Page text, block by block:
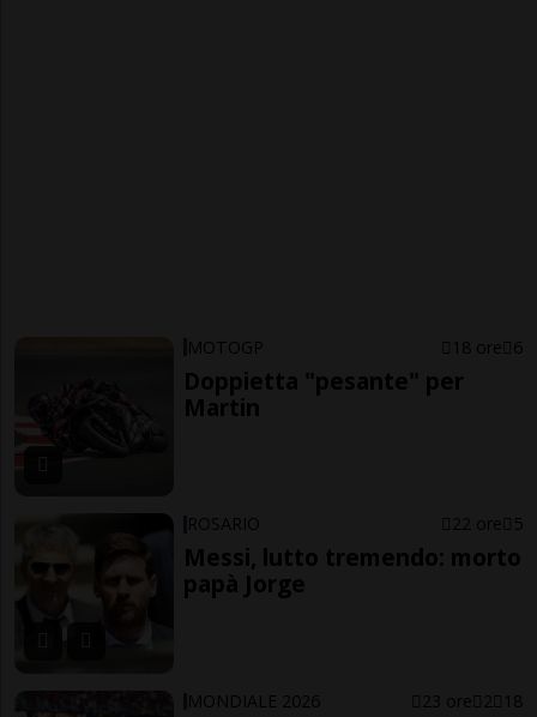
MOTOGP 18 ore 6
Doppietta "pesante" per
Martin
ROSARIO 22 ore 5
Messi, lutto tremendo: morto
papà Jorge
MONDIALE 2026 23 ore 2 18